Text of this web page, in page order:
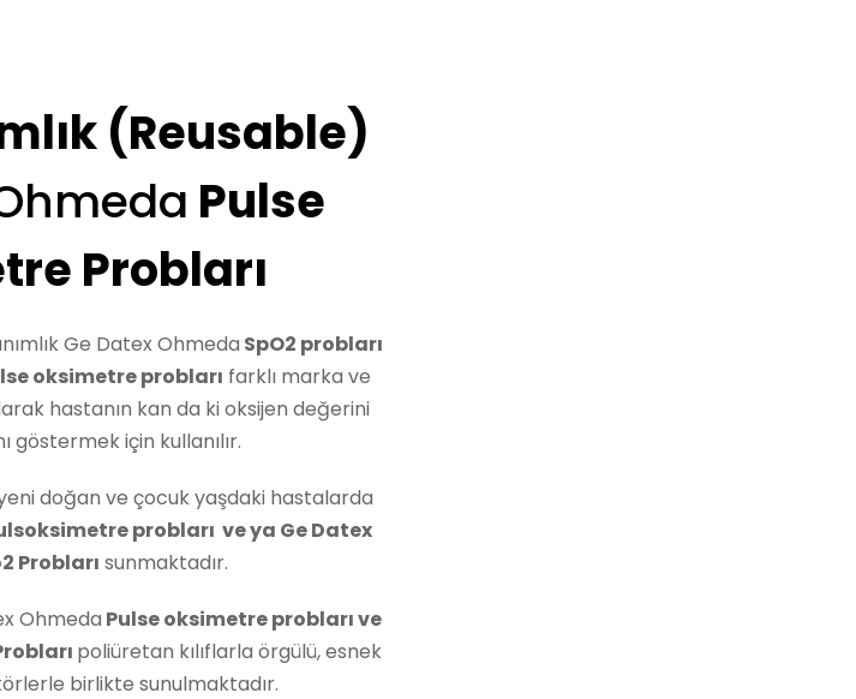
(Reusable)
Pulse
Probları
Ge Datex Ohmeda SpO2 probları
oksimetre probları farklı marka ve
hastanın kan da ki oksijen değerini
göstermek için kullanılır.
doğan ve çocuk yaşdaki hastalarda
probları ve ya Ge Datex
Probları sunmaktadır.
Ohmeda Pulse oksimetre probları ve
poliüretan kılıflarla örgülü, esnek
birlikte sunulmaktadır.